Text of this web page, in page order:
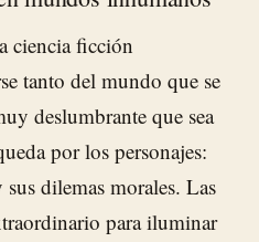
ciencia ficción
tanto del mundo que se
deslumbrante que sea
por los personajes:
sus dilemas morales. Las
para iluminar